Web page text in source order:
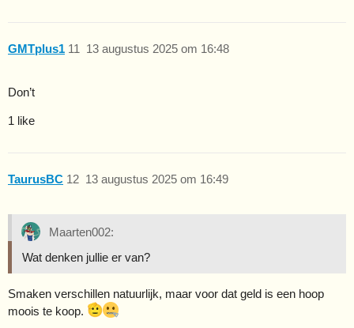
GMTplus1 13 augustus 2025 om 16:48
11
Don’t
1 like
TaurusBC 13 augustus 2025 om 16:49
12
Maarten002:
Wat denken jullie er van?
Smaken verschillen natuurlijk, maar voor dat geld is een hoop
moois te koop.